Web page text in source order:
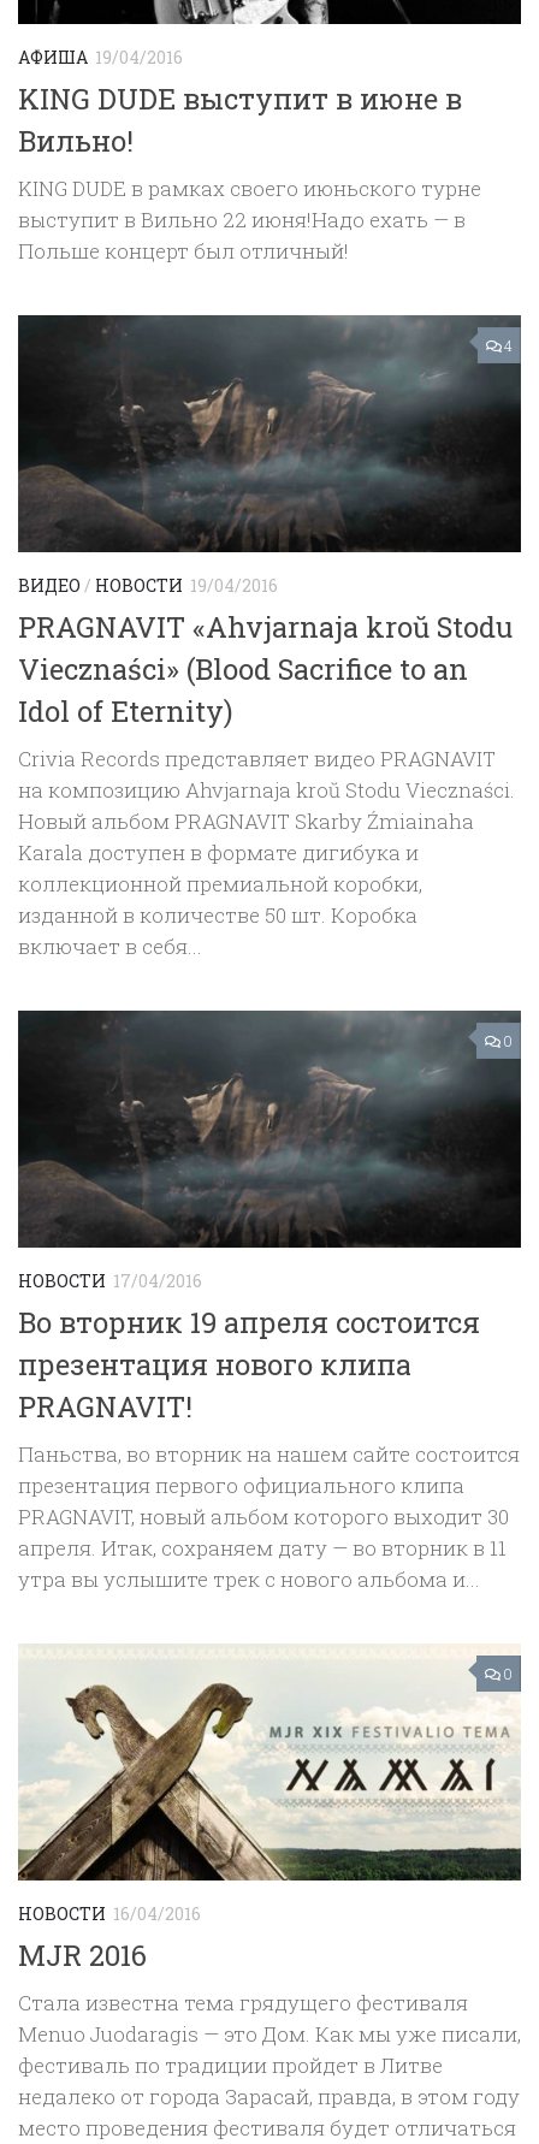
АФИША 19/04/2016
KING DUDE выступит в июне в
Вильно!
KING DUDE в рамках своего июньского турне
выступит в Вильно 22 июня!Надо ехать — в
Польше концерт был отличный!
4
ВИДЕО / НОВОСТИ 19/04/2016
PRAGNAVIT «Ahvjarnaja kroŭ Stodu
Viecznaści» (Blood Sacrifice to an
Idol of Eternity)
Crivia Records представляет видео PRAGNAVIT
на композицию Ahvjarnaja kroŭ Stodu Viecznaści.
Новый альбом PRAGNAVIT Skarby Źmiainaha
Karala доступен в формате дигибука и
коллекционной премиальной коробки,
изданной в количестве 50 шт. Коробка
включает в себя...
0
НОВОСТИ 17/04/2016
Во вторник 19 апреля состоится
презентация нового клипа
PRAGNAVIT!
Паньства, во вторник на нашем сайте состоится
презентация первого официального клипа
PRAGNAVIT, новый альбом которого выходит 30
апреля. Итак, сохраняем дату — во вторник в 11
утра вы услышите трек с нового альбома и...
0
НОВОСТИ 16/04/2016
MJR 2016
Стала известна тема грядущего фестиваля
Menuo Juodaragis — это Дом. Как мы уже писали,
фестиваль по традиции пройдет в Литве
недалеко от города Зарасай, правда, в этом году
место проведения фестиваля будет отличаться